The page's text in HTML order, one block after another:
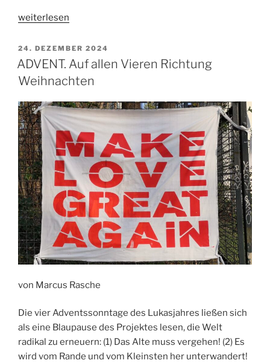
„Berühren
Verweilen
–
die
Fußwaschung
in
den
Straßenexerzitien“
weiterlesen
VERÖFFENTLICHT
AM
24. DEZEMBER 2024
ADVENT. Auf allen Vieren Richtung
Weihnachten
von Marcus Rasche
Die vier Adventssonntage des Lukasjahres ließen sich
als eine Blaupause des Projektes lesen, die Welt
radikal zu erneuern: (1) Das Alte muss vergehen! (2) Es
wird vom Rande und vom Kleinsten her unterwandert!